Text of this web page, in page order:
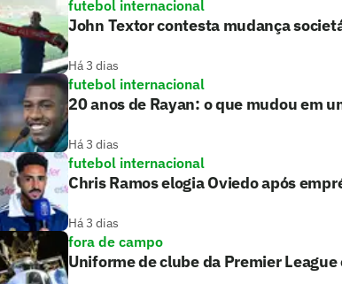
futebol internacional
John Textor contesta mudança
Há 3 dias
futebol internacional
20 anos de Rayan: o que mudou em
Há 3 dias
futebol internacional
Chris Ramos elogia Oviedo após
Há 3 dias
fora de campo
Uniforme de clube da Premier